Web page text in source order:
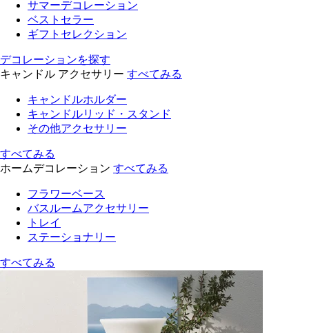
サマーデコレーション
ベストセラー
ギフトセレクション
デコレーションを探す
キャンドル アクセサリー すべてみる
キャンドルホルダー
キャンドルリッド・スタンド
その他アクセサリー
すべてみる
ホームデコレーション すべてみる
フラワーベース
バスルームアクセサリー
トレイ
ステーショナリー
すべてみる